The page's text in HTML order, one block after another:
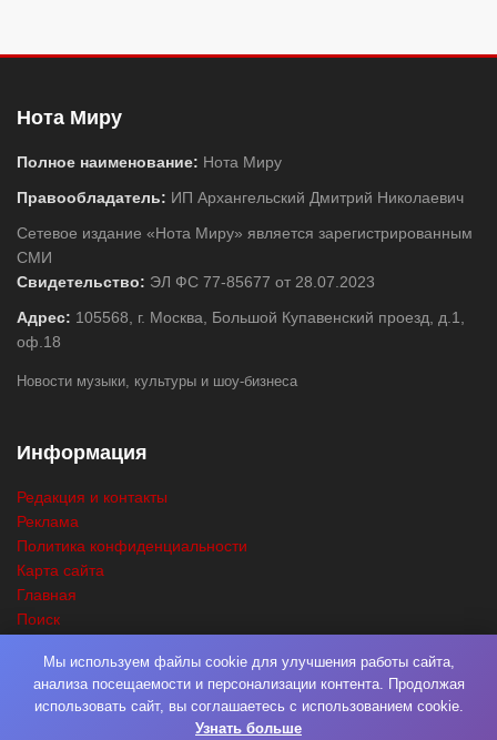
Нота Миру
Полное наименование: Нота Миру
Правообладатель: ИП Архангельский Дмитрий Николаевич
Сетевое издание «Нота Миру» является зарегистрированным
СМИ
Свидетельство: ЭЛ ФС 77-85677 от 28.07.2023
Адрес: 105568, г. Москва, Большой Купавенский проезд, д.1,
оф.18
Новости музыки, культуры и шоу-бизнеса
Информация
Редакция и контакты
Реклама
Политика конфиденциальности
Карта сайта
Главная
Поиск
. Разработка
. Все права
защищены.
Мы используем файлы cookie для улучшения работы сайта,
анализа посещаемости и персонализации контента. Продолжая
использовать сайт, вы соглашаетесь с использованием cookie.
Узнать больше